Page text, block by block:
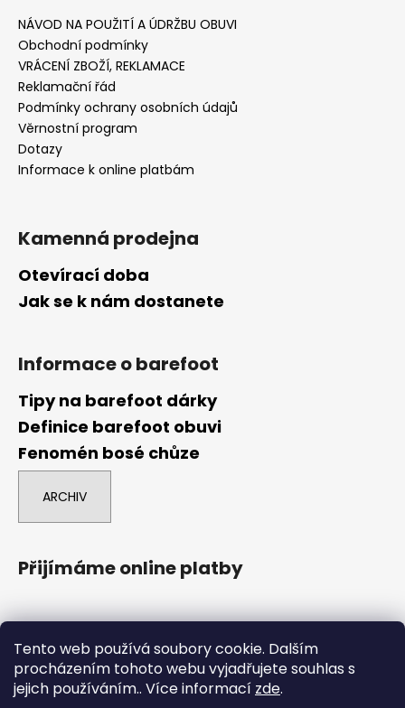
Tento web používá soubory cookie. Dalším
procházením tohoto webu vyjadřujete souhlas s
jejich používáním.. Více informací zde.
NÁVOD NA POUŽITÍ A ÚDRŽBU OBUVI
Obchodní podmínky
VRÁCENÍ ZBOŽÍ, REKLAMACE
Reklamační řád
Podmínky ochrany osobních údajů
Věrnostní program
Dotazy
Informace k online platbám
Kamenná prodejna
Otevírací doba
Jak se k nám dostanete
Informace o barefoot
Tipy na barefoot dárky
Definice barefoot obuvi
Fenomén bosé chůze
ARCHIV
Přijímáme online platby
comgate